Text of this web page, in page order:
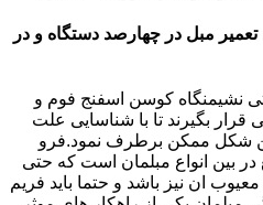
مبل در چهارصد دستگاه و در
نشیمنگاه کوسن اسفنج فوم و
بگیرند تا با شناسایی علت
شکل ممکن برطرف نمود.فرو
بین انواع مبلمان است که حتی
ان نیز باشد و حتما باید فریم